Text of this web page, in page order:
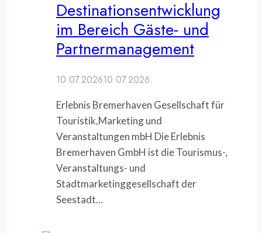
Destinationsentwicklung
im Bereich Gäste- und
Partnermanagement
10.07.202610.07.2026
Erlebnis Bremerhaven Gesellschaft für
Touristik,Marketing und
Veranstaltungen mbH Die Erlebnis
Bremerhaven GmbH ist die Tourismus-,
Veranstaltungs- und
Stadtmarketinggesellschaft der
Seestadt…